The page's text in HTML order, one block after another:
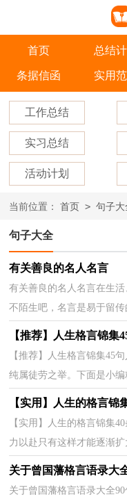
首页 总结
条据信函 实用
工作总结
实习总结
活动计划
当前位置： 首页 > 句子大
句子大全
有关善良的名人名言
有关善良的名人名言在生
不陌生吧，名言是易于留
那些被广泛运用的名言都
【推荐】人生格言锦集
【推荐】人生格言锦集45
纯属徒劳之举。下面是小
欢。1、在天才和勤奋之间
【实用】人生的格言锦
【实用】人生的格言锦集
力以赴只有这样才能逐渐
不到的事业。——德田虎雄
关于曾国藩格言语录大
关于曾国藩格言语录大全